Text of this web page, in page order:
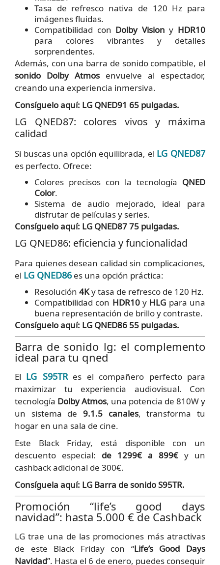
Tasa de refresco nativa de 120 Hz para
imágenes fluidas.
Compatibilidad con Dolby Vision y HDR10
para colores vibrantes y detalles
sorprendentes.
Además, con una barra de sonido compatible, el
sonido Dolby Atmos envuelve al espectador,
creando una experiencia inmersiva.
Consíguelo aquí: LG QNED91 65 pulgadas.
LG QNED87: colores vivos y máxima
calidad
Si buscas una opción equilibrada, el LG QNED87
es perfecto. Ofrece:
Colores precisos con la tecnología QNED
Color.
Sistema de audio mejorado, ideal para
disfrutar de películas y series.
Consíguelo aquí: LG QNED87 75 pulgadas.
LG QNED86: eficiencia y funcionalidad
Para quienes desean calidad sin complicaciones,
el LG QNED86es una opción práctica:
Resolución 4Ky tasa de refresco de 120 Hz.
Compatibilidad con HDR10y HLG para una
buena representación de brillo y contraste.
Consíguelo aquí: LG QNED86 55 pulgadas.
Barra de sonido lg: el complemento
ideal para tu qned
El LG S95TRes el compañero perfecto para
maximizar tu experiencia audiovisual. Con
tecnología Dolby Atmos, una potencia de 810W y
un sistema de 9.1.5 canales, transforma tu
hogar en una sala de cine.
Este Black Friday, está disponible con un
descuento especial: de 1299€ a 899€y un
cashback adicional de 300€.
Consíguela aquí: LG Barra de sonido S95TR.
Promoción “life’s good days
navidad”: hasta 5.000 € de Cashback
LG trae una de las promociones más atractivas
de este Black Friday con “Life’s Good Days
Navidad”. Hasta el 6 de enero, puedes conseguir